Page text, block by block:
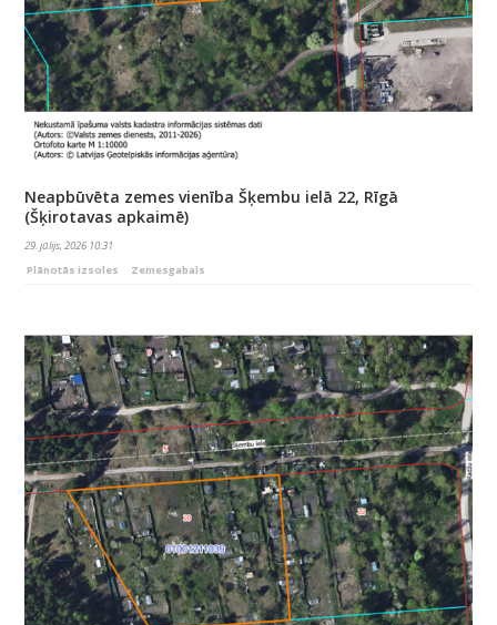
Neapbūvēta zemes vienība Šķembu ielā 22, Rīgā
(Šķirotavas apkaimē)
29. jūlijs, 2026 10:31
Plānotās izsoles
Zemesgabals